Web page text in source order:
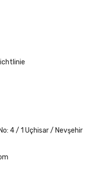
4 / 1 Uçhisar / Nevşehir